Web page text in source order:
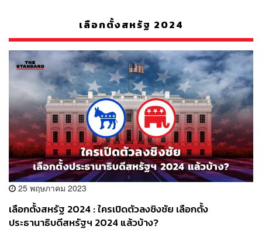
เลือกตั้งสหรัฐ 2024
25 พฤษภาคม 2023
เลือกตั้งสหรัฐ 2024 : ใครเปิดตัวลงชิงชัย เลือกตั้ง
ประธานาธิบดีสหรัฐฯ 2024 แล้วบ้าง?